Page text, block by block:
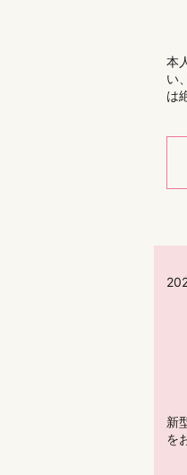
本
い
は
新
を